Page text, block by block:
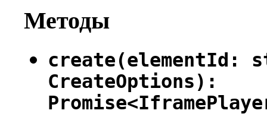
Методы
create(elementId:
CreateOptions):